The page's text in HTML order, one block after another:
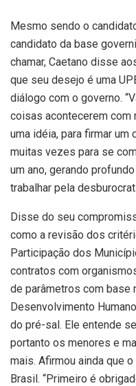
Mesmo sendo o
candidato da base
chamar, Caetano disse
que seu desejo é uma
diálogo com o governo.
coisas acontecerem com
uma idéia, para firmar
muitas vezes para se
um ano, gerando
trabalhar pela
Disse do seu
como a revisão dos
Participação dos
contratos com
de parâmetros com base
Desenvolvimento
do pré-sal. Ele entende
portanto os menores e
mais. Afirmou ainda que
Brasil. “Primeiro é